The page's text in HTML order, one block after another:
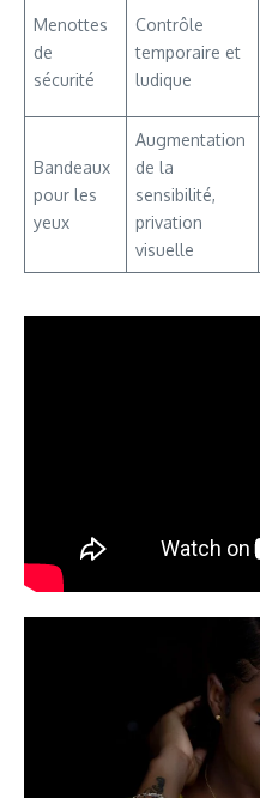
Menottes
de
sécurité
Contrôle
temporaire et
ludique
Bandeaux
pour les
yeux
Augmentation
de la
sensibilité,
privation
visuelle